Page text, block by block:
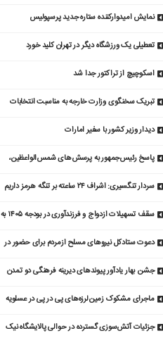
نمایش امیدوارکننده ستاره جدید پرسپولیس
تعطیلی یک ورزشگاه دیگر در تهران کلید خورد
اسکوچیچ از تراکتور جدا شد
تبریک سخنگوی وزارت خارجه به مناسبت انتخابات
دیدار وزیر کشور با سفیر امارات
پاسخ رئیس‌جمهور به پرسش‌های شمس‌الواعظین،
سردار تنگسیری: اشراف ۲۴ ساعته بر تنگه هرمز داریم
سقف تسهیلات ازدواج و فرزندآوری در بودجه ۱۴۰۵ به
دعوت ستادکل نیروهای مسلح ازمردم برای حضور در
جشن بهار یادآور پیوندهای دیرینه فرهنگی دو تمدن
ماجرای مشکوک زمین‌لرزه‌های پی در پی در عسلویه
جزئیات آتش‌سوزی گسترده در حوالی پالایشگاه نیک